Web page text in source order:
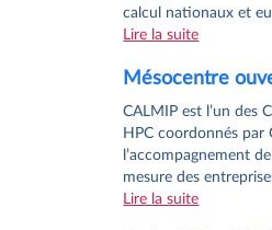
calcul nationaux et
Lire la suite
Mésocentre
CALMIP est l’un des
HPC coordonnés par
l’accompagnement
mesure des
Lire la suite